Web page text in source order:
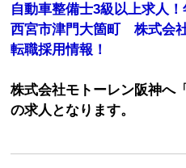
自動車整備士3級以上求人
西宮市津門大箇町 株式会
転職採用情報！
株式会社モトーレン阪神へ
の求人となります。